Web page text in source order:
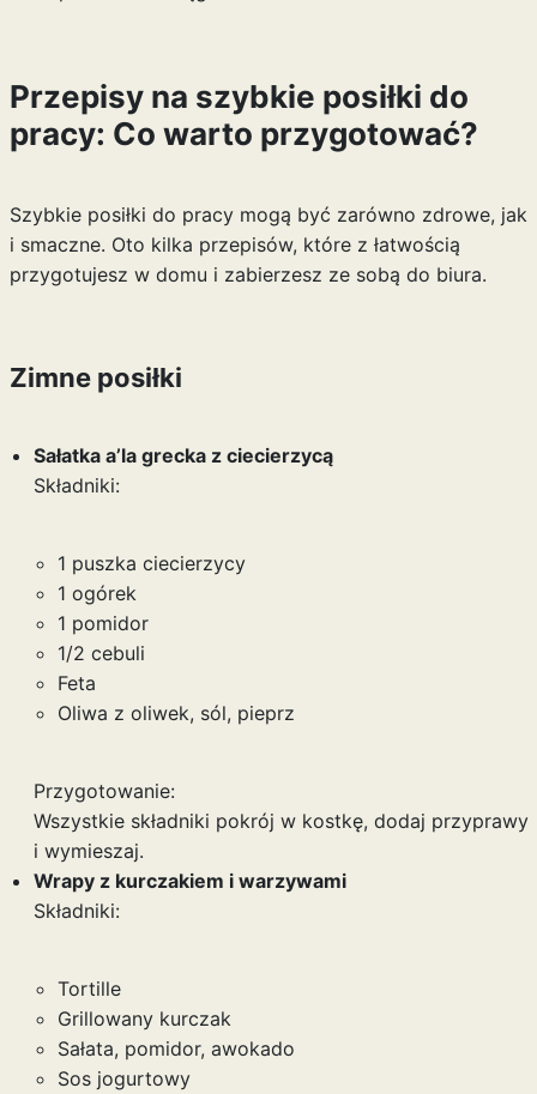
Przepisy na szybkie posiłki do
pracy: Co warto przygotować?
Szybkie posiłki do pracy mogą być zarówno zdrowe, jak
i smaczne. Oto kilka przepisów, które z łatwością
przygotujesz w domu i zabierzesz ze sobą do biura.
Zimne posiłki
Sałatka a’la grecka z ciecierzycą
Składniki:
1 puszka ciecierzycy
1 ogórek
1 pomidor
1/2 cebuli
Feta
Oliwa z oliwek, sól, pieprz
Przygotowanie:
Wszystkie składniki pokrój w kostkę, dodaj przyprawy
i wymieszaj.
Wrapy z kurczakiem i warzywami
Składniki:
Tortille
Grillowany kurczak
Sałata, pomidor, awokado
Sos jogurtowy